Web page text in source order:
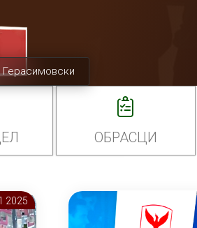
Герасимовски
ОБРАСЦИ
2025